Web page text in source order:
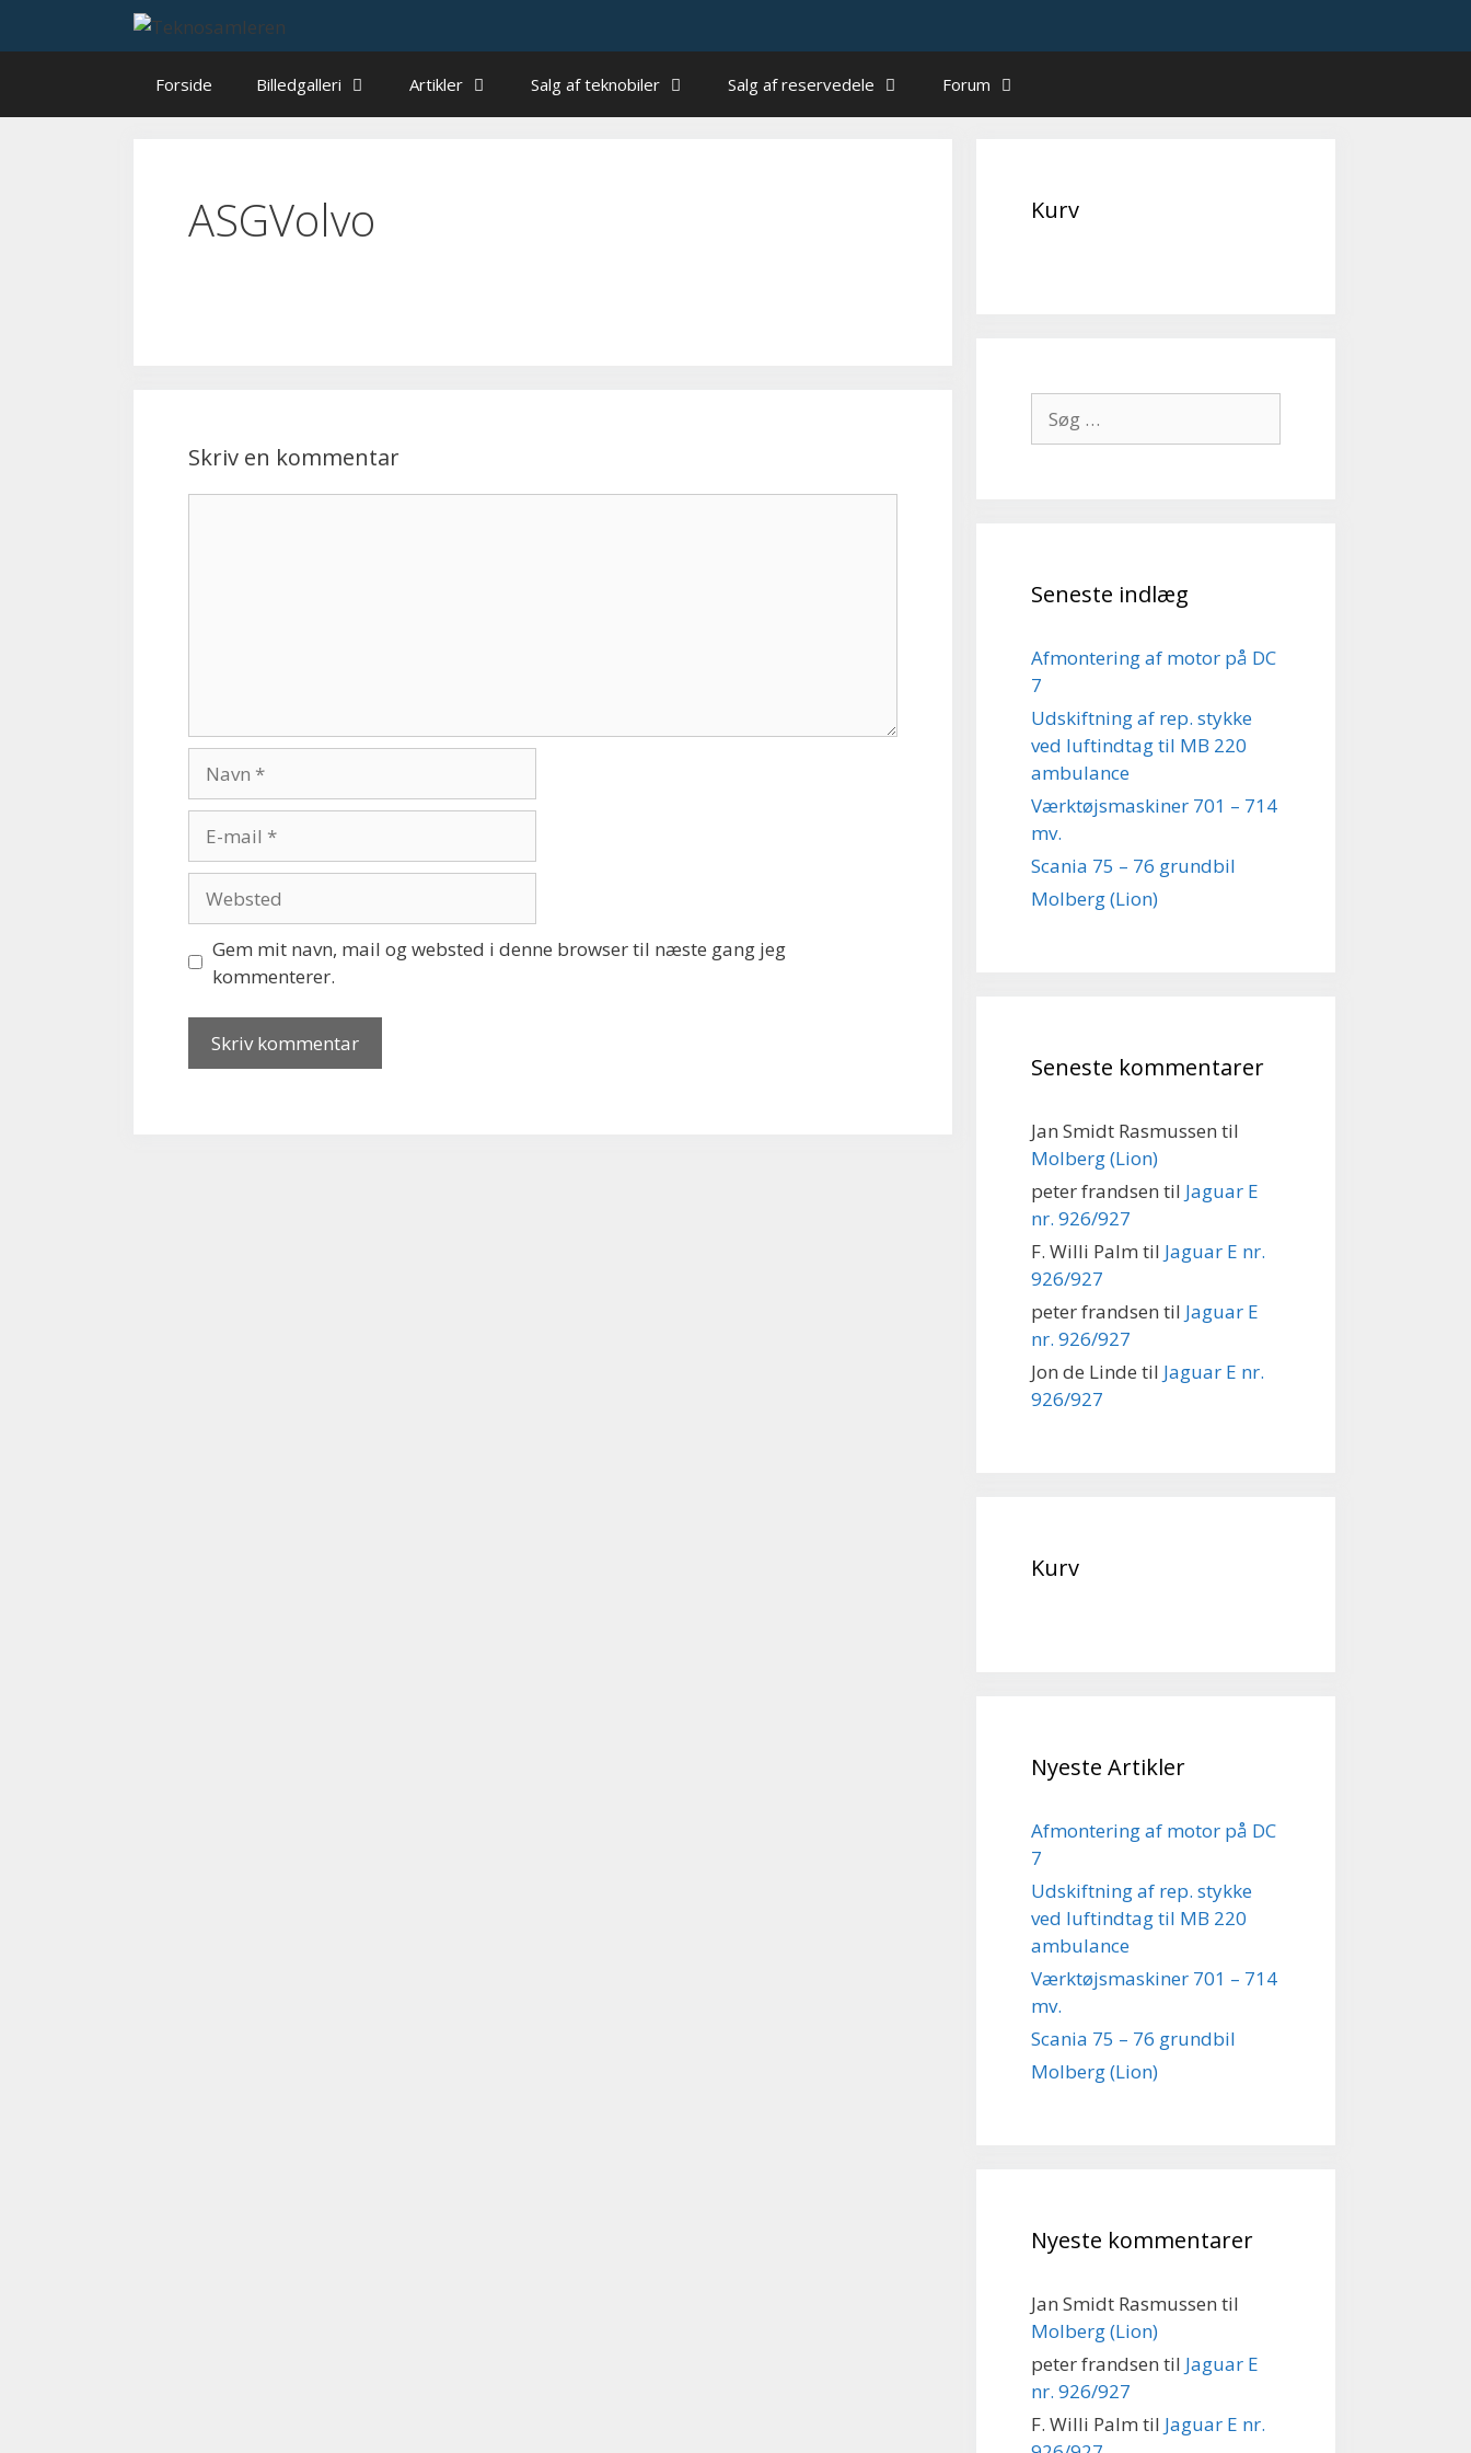
Forside Billedgalleri Artikler Salg af teknobiler Salg af reservedele Forum
ASGVolvo
Skriv en kommentar
mail
Gem mit navn, mail og websted i denne browser til næste gang jeg
kommenterer.
Kurv
efter:
Seneste indlæg
Afmontering af motor på DC
7
Udskiftning af rep. stykke
ved luftindtag til MB 220
ambulance
Værktøjsmaskiner 701 – 714
mv.
Scania 75 – 76 grundbil
Molberg (Lion)
Seneste kommentarer
Jan Smidt Rasmussen til
Molberg (Lion)
peter frandsen til Jaguar E
nr. 926/927
F. Willi Palm til Jaguar E nr.
926/927
peter frandsen til Jaguar E
nr. 926/927
Jon de Linde til Jaguar E nr.
926/927
Kurv
Nyeste Artikler
Afmontering af motor på DC
7
Udskiftning af rep. stykke
ved luftindtag til MB 220
ambulance
Værktøjsmaskiner 701 – 714
mv.
Scania 75 – 76 grundbil
Molberg (Lion)
Nyeste kommentarer
Jan Smidt Rasmussen til
Molberg (Lion)
peter frandsen til Jaguar E
nr. 926/927
F. Willi Palm til Jaguar E nr.